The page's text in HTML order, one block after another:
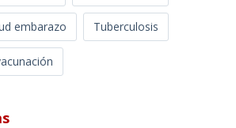
embarazo Tuberculosis